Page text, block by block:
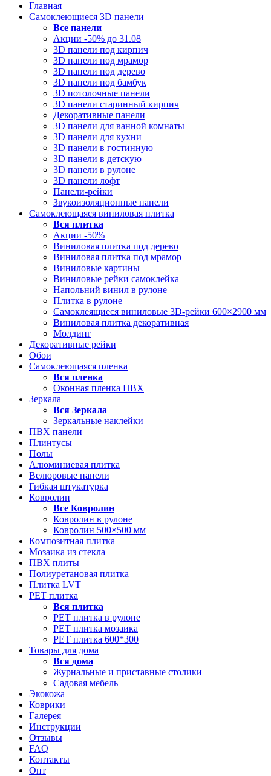
Главная
Самоклеющиеся 3D панели
Все панели
Акции -50% до 31.08
3D панели под кирпич
3D панели под мрамор
3D панели под дерево
3D панели под бамбук
3D потолочные панели
3D панели старинный кирпич
Декоративные панели
3D панели для ванной комнаты
3D панели для кухни
3D панели в гостинную
3D панели в детскую
3D панели в рулоне
3D панели лофт
Панели-рейки
Звукоизоляционные панели
Самоклеющаяся виниловая плитка
Вся плитка
Акции -50%
Виниловая плитка под дерево
Виниловая плитка под мрамор
Виниловые картины
Виниловые рейки самоклейка
Напольний винил в рулоне
Плитка в рулоне
Самоклеящиеся виниловые 3D‑рейки 600×2900 мм
Виниловая плитка декоративная
Молдинг
Декоративные рейки
Обои
Самоклеющаяся пленка
Вся пленка
Оконная пленка ПВХ
Зеркала
Вся Зеркала
Зеркальные наклейки
ПВХ панели
Плинтусы
Полы
Алюминиевая плитка
Велюровые панели
Гибкая штукатурка
Ковролин
Все Ковролин
Ковролин в рулоне
Ковролин 500×500 мм
Композитная плитка
Мозаика из стекла
ПВХ плиты
Полиуретановая плитка
Плитка LVT
РЕТ плитка
Вся плитка
РЕТ плитка в рулоне
РЕТ плитка мозаика
РЕТ плитка 600*300
Товары для дома
Вся дома
Журнальные и приставные столики
Садовая мебель
Экокожа
Коврики
Галерея
Инструкции
Отзывы
FAQ
Контакты
Опт